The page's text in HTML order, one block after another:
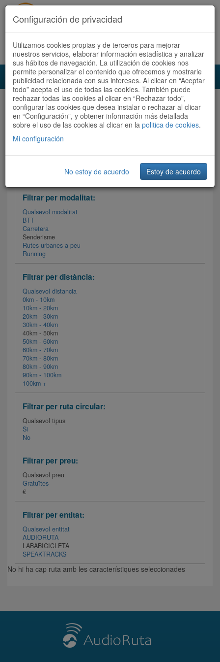
Accedeix Registra't ara Español Català
Audioruta Totes les rutes
Totes les rutes Ordenar per: Més recents / Dificultat
Filtrar les rutes
Filtrar per modalitat:
Qualsevol modalitat
BTT
Carretera
Senderisme
Rutes urbanes a peu
Running
Filtrar per distància:
Qualsevol distancia
0km - 10km
10km - 20km
20km - 30km
30km - 40km
40km - 50km
50km - 60km
60km - 70km
70km - 80km
80km - 90km
90km - 100km
100km +
Filtrar per ruta circular:
Qualsevol tipus
Si
No
Filtrar per preu:
Qualsevol preu
Gratuïtes
€
Filtrar per entitat:
Qualsevol entitat
AUDIORUTA
LABABICICLETA
SPEAKTRACKS
No hi ha cap ruta amb les característiques seleccionades
Configuración de privacidad
Utilizamos cookies propias y de terceros para mejorar
nuestros servicios, elaborar información estadística y analizar
sus hábitos de navegación. La utilización de cookies nos
permite personalizar el contenido que ofrecemos y mostrarle
publicidad relacionada con sus intereses. Al clicar en “Aceptar
todo” acepta el uso de todas las cookies. También puede
rechazar todas las cookies al clicar en “Rechazar todo”,
configurar las cookies que desea instalar o rechazar al clicar
en “Configuración”, y obtener información más detallada
sobre el uso de las cookies al clicar en la politica de cookies.
Mi configuración
No estoy de acuerdo Estoy de acuerdo